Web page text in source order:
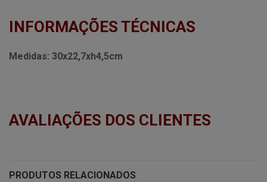
INFORMAÇÕES TÉCNICAS
Medidas: 30x22,7xh4,5cm
AVALIAÇÕES DOS CLIENTES
PRODUTOS RELACIONADOS